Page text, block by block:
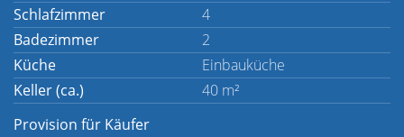
Schlafzimmer
4
Badezimmer
2
Küche
Einbauküche
Keller (ca.)
40 m²
Provision für Käufer